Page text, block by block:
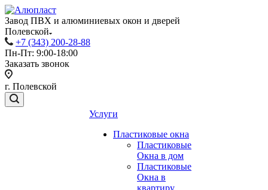
Завод ПВХ и алюминиевых окон и дверей
Полевской
+7 (343) 200-28-88
Пн-Пт: 9:00-18:00
Заказать звонок
г. Полевской
Услуги
Пластиковые окна
Пластиковые
Окна в дом
Пластиковые
Окна в
квартиру